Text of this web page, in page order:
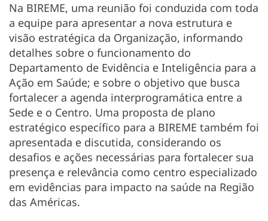
Na BIREME, uma reunião foi conduzida com toda
a equipe para apresentar a nova estrutura e
visão estratégica da Organização, informando
detalhes sobre o funcionamento do
Departamento de Evidência e Inteligência para a
Ação em Saúde; e sobre o objetivo que busca
fortalecer a agenda interprogramática entre a
Sede e o Centro. Uma proposta de plano
estratégico específico para a BIREME também foi
apresentada e discutida, considerando os
desafios e ações necessárias para fortalecer sua
presença e relevância como centro especializado
em evidências para impacto na saúde na Região
das Américas.